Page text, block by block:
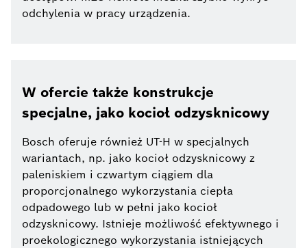
odchylenia w pracy urządzenia.
W ofercie także konstrukcje
specjalne, jako kocioł odzysknicowy
Bosch oferuje również UT-H w specjalnych
wariantach, np. jako kocioł odzysknicowy z
paleniskiem i czwartym ciągiem dla
proporcjonalnego wykorzystania ciepła
odpadowego lub w pełni jako kocioł
odzysknicowy. Istnieje możliwość efektywnego i
proekologicznego wykorzystania istniejących